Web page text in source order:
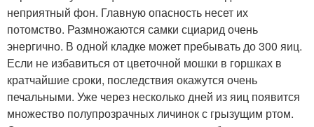
неприятный фон. Главную опасность несет их
потомство. Размножаются самки сциарид очень
энергично. В одной кладке может пребывать до 300 яиц.
Если не избавиться от цветочной мошки в горшках в
кратчайшие сроки, последствия окажутся очень
печальными. Уже через несколько дней из яиц появится
множество полупрозрачных личинок с грызущим ртом.